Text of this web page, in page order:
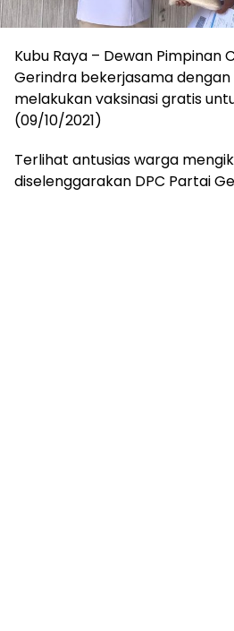
Kubu Raya – Dewan Pimpinan
Gerindra bekerjasama dengan
melakukan vaksinasi gratis
(09/10/2021)
Terlihat antusias warga
diselenggarakan DPC Partai